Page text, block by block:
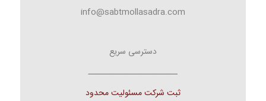
info@sabtmollasadra.com
دسترسی سریع
ـــــــــــــــــــــــــ
ثبت شرکت مسئولیت محدود